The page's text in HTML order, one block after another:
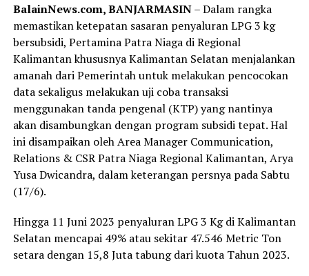
BalainNews.com, BANJARMASIN– Dalam rangka
memastikan ketepatan sasaran penyaluran LPG 3 kg
bersubsidi, Pertamina Patra Niaga di Regional
Kalimantan khususnya Kalimantan Selatan menjalankan
amanah dari Pemerintah untuk melakukan pencocokan
data sekaligus melakukan uji coba transaksi
menggunakan tanda pengenal (KTP) yang nantinya
akan disambungkan dengan program subsidi tepat. Hal
ini disampaikan oleh Area Manager Communication,
Relations & CSR Patra Niaga Regional Kalimantan, Arya
Yusa Dwicandra, dalam keterangan persnya pada Sabtu
(17/6).
Hingga 11 Juni 2023 penyaluran LPG 3 Kg di Kalimantan
Selatan mencapai 49% atau sekitar 47.546 Metric Ton
setara dengan 15,8 Juta tabung dari kuota Tahun 2023.